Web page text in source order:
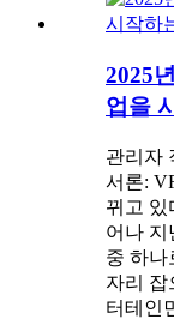
2025
업을
관리자
서론:
뀌고 있
어나 지
중 하나
자리 잡
터테인